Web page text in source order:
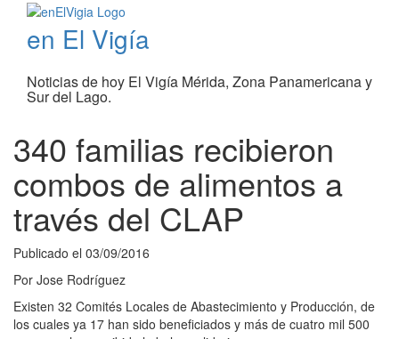
en El Vigía
Noticias de hoy El Vigía Mérida, Zona Panamericana y
Sur del Lago.
340 familias recibieron
combos de alimentos a
través del CLAP
Publicado el 03/09/2016
Por Jose Rodríguez
Existen 32 Comités Locales de Abastecimiento y Producción, de
los cuales ya 17 han sido beneficiados y más de cuatro mil 500